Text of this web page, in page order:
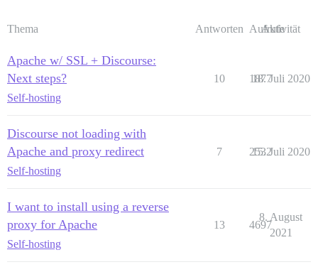
Thema Antworten Aufrufe
Aktivität
Apache w/ SSL + Discourse:
Next steps?
Self-hosting
10 1877
18. Juli 2020
Discourse not loading with
Apache and proxy redirect
Self-hosting
7 2532
15. Juli 2020
I want to install using a reverse
proxy for Apache
Self-hosting
13 4697
8. August
2021